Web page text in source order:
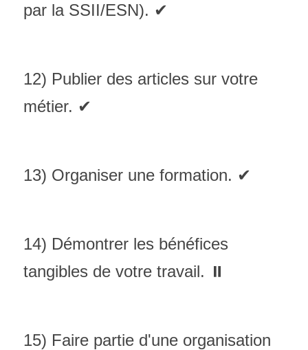
par la SSII/ESN). ✔
12) Publier des articles sur votre
métier. ✔
13) Organiser une formation. ✔
14) Démontrer les bénéfices
tangibles de votre travail. ⏸
15) Faire partie d'une organisation